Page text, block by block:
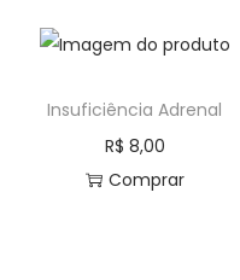
Insuficiência Adrenal
R$ 8,00
Comprar